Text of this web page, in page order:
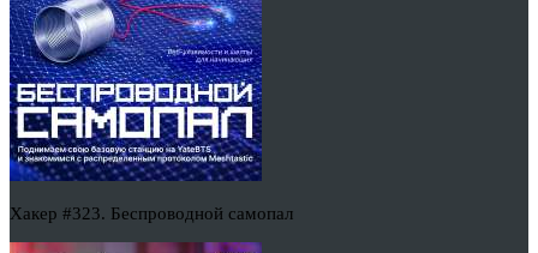
Хакер #323. Беспроводной самопал